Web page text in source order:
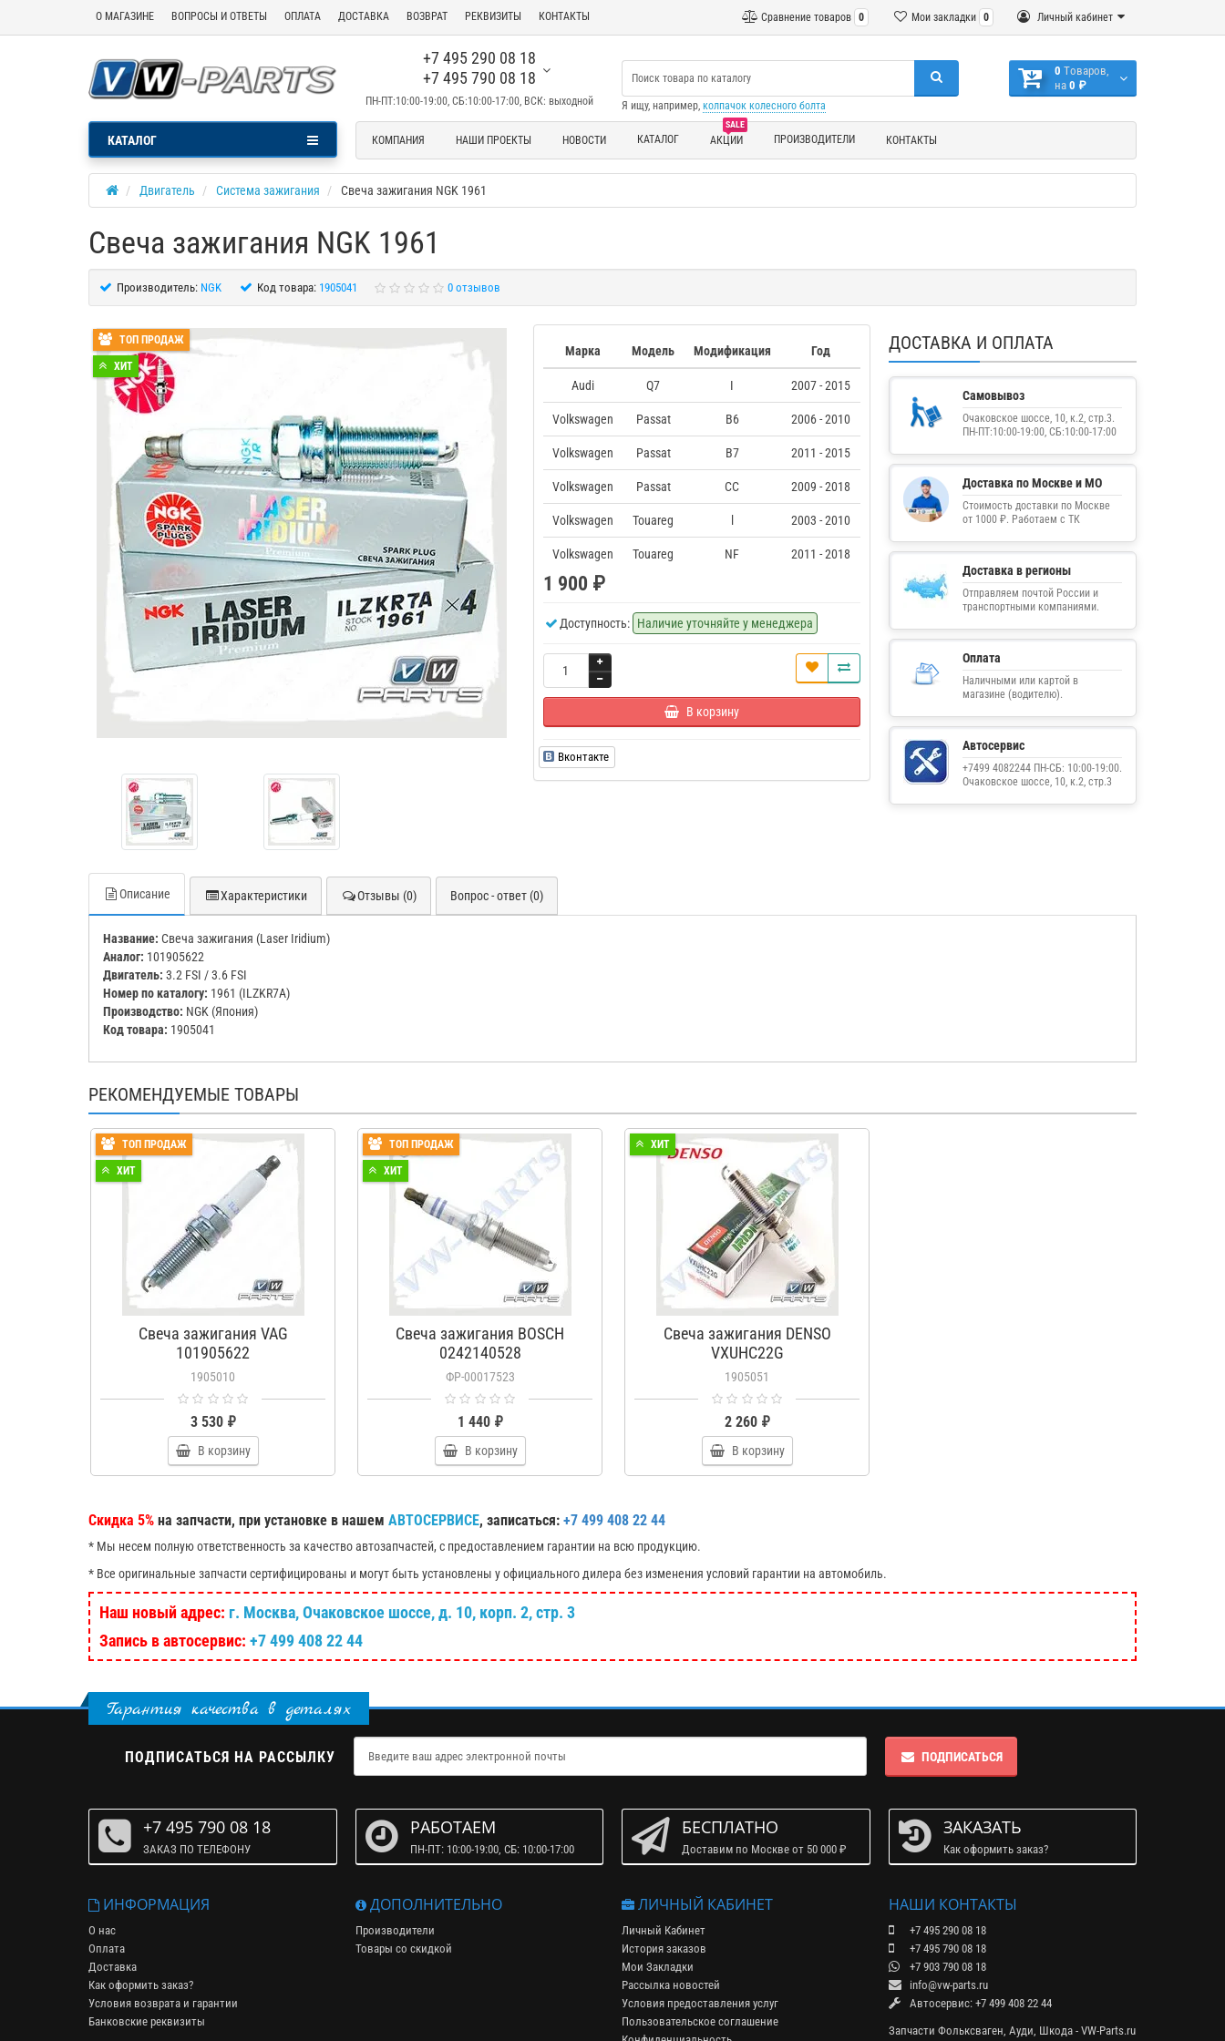
О МАГАЗИНЕ ВОПРОСЫ И ОТВЕТЫ ОПЛАТА ДОСТАВКА ВОЗВРАТ РЕКВИЗИТЫ КОНТАКТЫ Личный кабинет
Мои закладки 0
Сравнение товаров 0
+7 495 290 08 18
+7 495 790 08 18
ПН-ПТ:10:00-19:00, СБ:10:00-17:00, ВСК: выходной
0 Tоваров,
на 0 ₽
Я ищу, например, колпачок колесного болта
КАТАЛОГ КОМПАНИЯ НАШИ ПРОЕКТЫ НОВОСТИ КАТАЛОГ
SALE
АКЦИИ ПРОИЗВОДИТЕЛИ КОНТАКТЫ
Двигатель Система зажигания Свеча зажигания NGK 1961
Свеча зажигания NGK 1961
Производитель: NGK Код товара: 1905041 0 отзывов
ТОП ПРОДАЖ
ХИТ
Марка Модель Модификация Год
Audi Q7 I 2007 - 2015
Volkswagen Passat B6 2006 - 2010
Volkswagen Passat B7 2011 - 2015
Volkswagen Passat CC 2009 - 2018
Volkswagen Touareg 2003 - 2010
Volkswagen Touareg NF 2011 - 2018
1 900 ₽
Доступность: Наличие уточняйте у менеджера
В корзину
Вконтакте
ДОСТАВКА И ОПЛАТА
Самовывоз
Очаковское шоссе, 10, к.2, стр.3.
ПН-ПТ:10:00-19:00, СБ:10:00-17:00
Доставка по Москве и МО
Стоимость доставки по Москве
от 1000 ₽. Работаем с ТК
Доставка в регионы
Отправляем почтой России и
транспортными компаниями.
Оплата
Наличными или картой в
магазине (водителю).
Автосервис
+7499 4082244 ПН-СБ: 10:00-19:00.
Очаковское шоссе, 10, к.2, стр.3
Описание Характеристики Отзывы (0) Вопрос - ответ (0)
Название: Свеча зажигания (Laser Iridium)
Аналог: 101905622
Двигатель: 3.2 FSI / 3.6 FSI
Номер по каталогу: 1961 (ILZKR7A)
Производство: NGK (Япония)
Код товара: 1905041
РЕКОМЕНДУЕМЫЕ ТОВАРЫ
ТОП ПРОДАЖ
ХИТ
Свеча зажигания VAG
101905622
1905010
3 530 ₽
В корзину
ТОП ПРОДАЖ
ХИТ
Свеча зажигания BOSCH
0242140528
ФР-00017523
1 440 ₽
В корзину
ХИТ
Свеча зажигания DENSO
VXUHC22G
1905051
2 260 ₽
В корзину
Скидка 5% на запчасти, при установке в нашем АВТОСЕРВИСЕ, записаться: +7 499 408 22 44
* Мы несем полную ответственность за качество автозапчастей, с предоставлением гарантии на всю продукцию.
* Все оригинальные запчасти сертифицированы и могут быть установлены у официального дилера без изменения условий гарантии на автомобиль.
Наш новый адрес: г. Москва, Очаковское шоссе, д. 10, корп. 2, стр. 3
Запись в автосервис: +7 499 408 22 44
Гарантия качества в деталях
ПОДПИСАТЬСЯ НА РАССЫЛКУ ПОДПИСАТЬСЯ
+7 495 790 08 18
ЗАКАЗ ПО ТЕЛЕФОНУ
РАБОТАЕМ
ПН-ПТ: 10:00-19:00, СБ: 10:00-17:00
БЕСПЛАТНО
Доставим по Москве от 50 000 ₽
ЗАКАЗАТЬ
Как оформить заказ?
ИНФОРМАЦИЯ
О нас
Оплата
Доставка
Как оформить заказ?
Условия возврата и гарантии
Банковские реквизиты
ДОПОЛНИТЕЛЬНО
Производители
Товары со скидкой
ЛИЧНЫЙ КАБИНЕТ
Личный Кабинет
История заказов
Мои Закладки
Рассылка новостей
Условия предоставления услуг
Пользовательское соглашение
НАШИ КОНТАКТЫ
+7 495 290 08 18
+7 495 790 08 18
+7 903 790 08 18
info@vw-parts.ru
Автосервис: +7 499 408 22 44
Запчасти Фольксваген, Ауди, Шкода - VW-Parts.ru